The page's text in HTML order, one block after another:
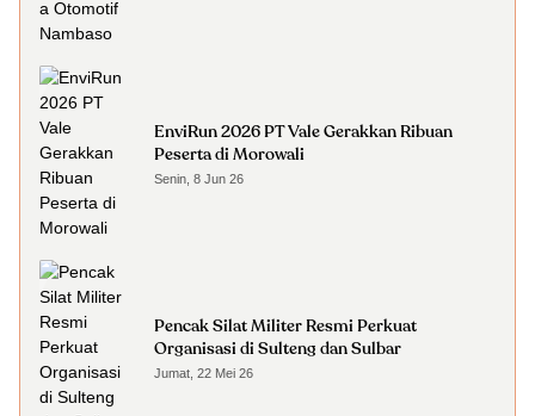
EnviRun 2026 PT Vale Gerakkan Ribuan
Peserta di Morowali
Senin, 8 Jun 26
Pencak Silat Militer Resmi Perkuat
Organisasi di Sulteng dan Sulbar
Jumat, 22 Mei 26